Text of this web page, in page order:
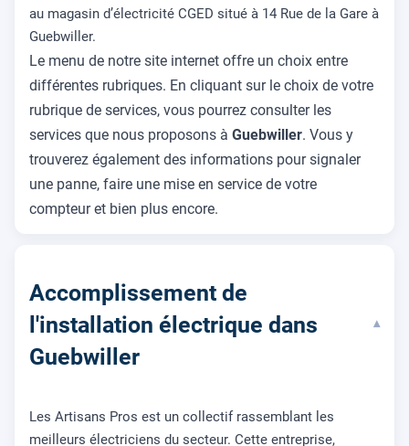
au magasin d’électricité CGED situé à 14 Rue de la Gare à
Guebwiller.
Le menu de notre site internet offre un choix entre
différentes rubriques. En cliquant sur le choix de votre
rubrique de services, vous pourrez consulter les
services que nous proposons à Guebwiller. Vous y
trouverez également des informations pour signaler
une panne, faire une mise en service de votre
compteur et bien plus encore.
Accomplissement de
l'installation électrique dans
Guebwiller
▾
Les Artisans Pros est un collectif rassemblant les
meilleurs électriciens du secteur. Cette entreprise,